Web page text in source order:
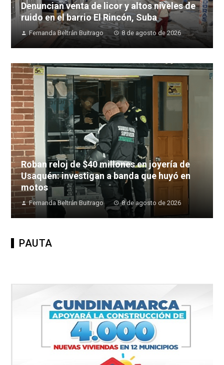
Denuncian venta de licor y altos niveles de
ruido en el barrio El Rincón, Suba
Fernanda Beltrán Buitrago 8 de agosto de 2026
Roban reloj de $40 millones en joyería de
Usaquén: investigan a banda que huyó en
motos
Fernanda Beltrán Buitrago 8 de agosto de 2026
PAUTA